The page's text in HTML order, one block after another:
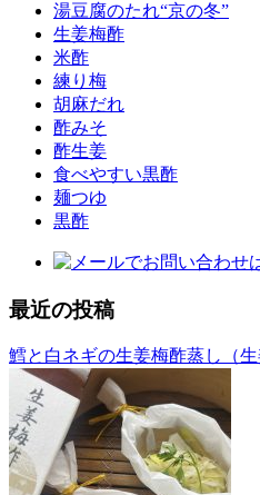
湯豆腐のたれ“京の冬”
生姜梅酢
米酢
練り梅
胡麻だれ
酢みそ
酢生姜
食べやすい黒酢
麺つゆ
黒酢
最近の投稿
鱈と白ネギの生姜梅酢蒸し（生